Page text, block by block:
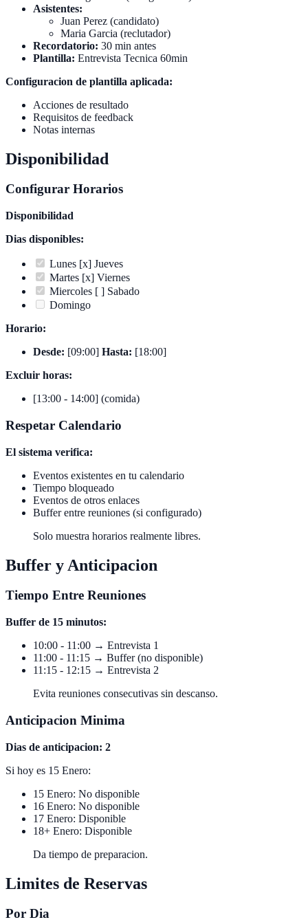
Asistentes:
Juan Perez (candidato)
Maria Garcia (reclutador)
Recordatorio: 30 min antes
Plantilla: Entrevista Tecnica 60min
Configuracion de plantilla aplicada:
Acciones de resultado
Requisitos de feedback
Notas internas
Disponibilidad
Configurar Horarios
Disponibilidad
Dias disponibles:
Lunes [x] Jueves
Martes [x] Viernes
Miercoles [ ] Sabado
Domingo
Horario:
Desde: [09:00] Hasta: [18:00]
Excluir horas:
[13:00 - 14:00] (comida)
Respetar Calendario
El sistema verifica:
Eventos existentes en tu calendario
Tiempo bloqueado
Eventos de otros enlaces
Buffer entre reuniones (si configurado)
Solo muestra horarios realmente libres.
Buffer y Anticipacion
Tiempo Entre Reuniones
Buffer de 15 minutos:
10:00 - 11:00 → Entrevista 1
11:00 - 11:15 → Buffer (no disponible)
11:15 - 12:15 → Entrevista 2
Evita reuniones consecutivas sin descanso.
Anticipacion Minima
Dias de anticipacion: 2
Si hoy es 15 Enero:
15 Enero: No disponible
16 Enero: No disponible
17 Enero: Disponible
18+ Enero: Disponible
Da tiempo de preparacion.
Limites de Reservas
Por Dia